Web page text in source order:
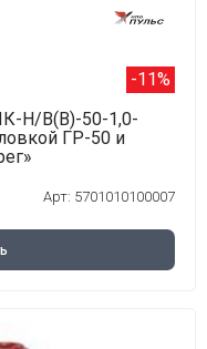
-11%
Н/В(В)-50-1,0-
ГР-50 и
Арт: 5701010100007